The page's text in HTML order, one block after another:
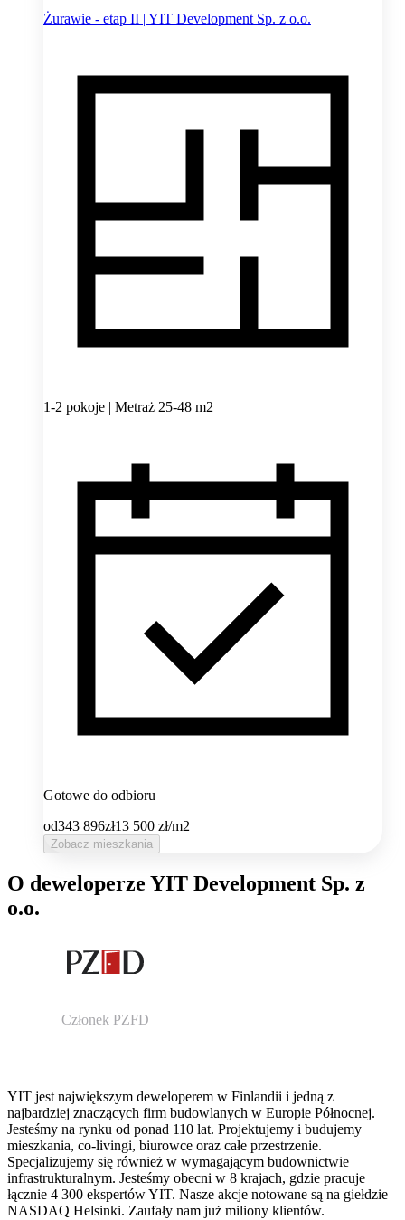
Żurawie - etap II | YIT Development Sp. z o.o.
1-2 pokoje | Metraż 25-48 m2
Gotowe do odbioru
od343 896zł13 500 zł/m2
Zobacz mieszkania
O deweloperze YIT Development Sp. z
o.o.
Członek PZFD
YIT jest największym deweloperem w Finlandii i jedną z
najbardziej znaczących firm budowlanych w Europie Północnej.
Jesteśmy na rynku od ponad 110 lat. Projektujemy i budujemy
mieszkania, co-livingi, biurowce oraz całe przestrzenie.
Specjalizujemy się również w wymagającym budownictwie
infrastrukturalnym. Jesteśmy obecni w 8 krajach, gdzie pracuje
łącznie 4 300 ekspertów YIT. Nasze akcje notowane są na giełdzie
NASDAQ Helsinki. Zaufały nam już miliony klientów.